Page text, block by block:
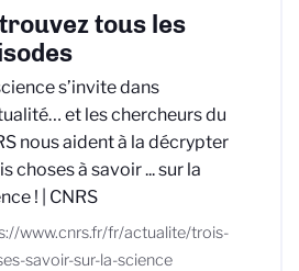
tous les
s’invite dans
et les chercheurs du
nous aident à la décrypter
choses à savoir ... sur la
! | CNRS
www.cnrs.fr/fr/actualite/trois-
savoir-sur-la-science